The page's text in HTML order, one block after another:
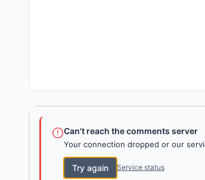
Can't reach the comments server
Your connection dropped or our
Try again Service status